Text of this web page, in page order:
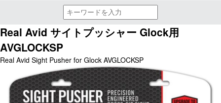
Real Avid サイトプッシャー Glock用
AVGLOCKSP
Real Avid Sight Pusher for Glock AVGLOCKSP